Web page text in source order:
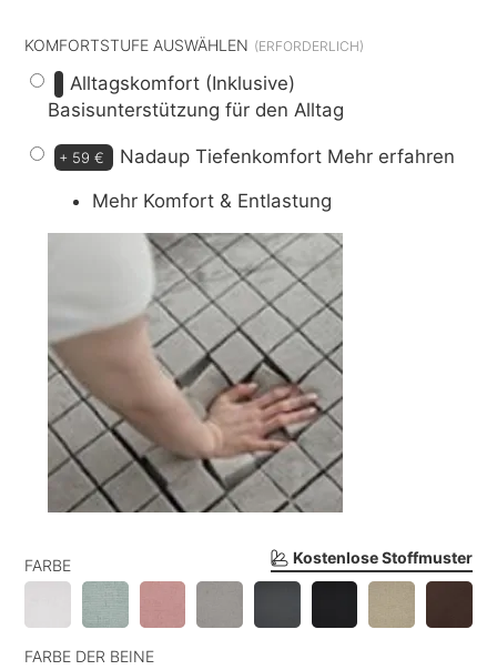
Kostenlose Stoffmuster
FARBE
FARBE DER BEINE
KOMFORTSTUFE AUSWÄHLEN
Alltagskomfort (Inklusive)
Basisunterstützung für den Alltag
+ 59 € Nadaup Tiefenkomfort Mehr erfahren
Mehr Komfort & Entlastung